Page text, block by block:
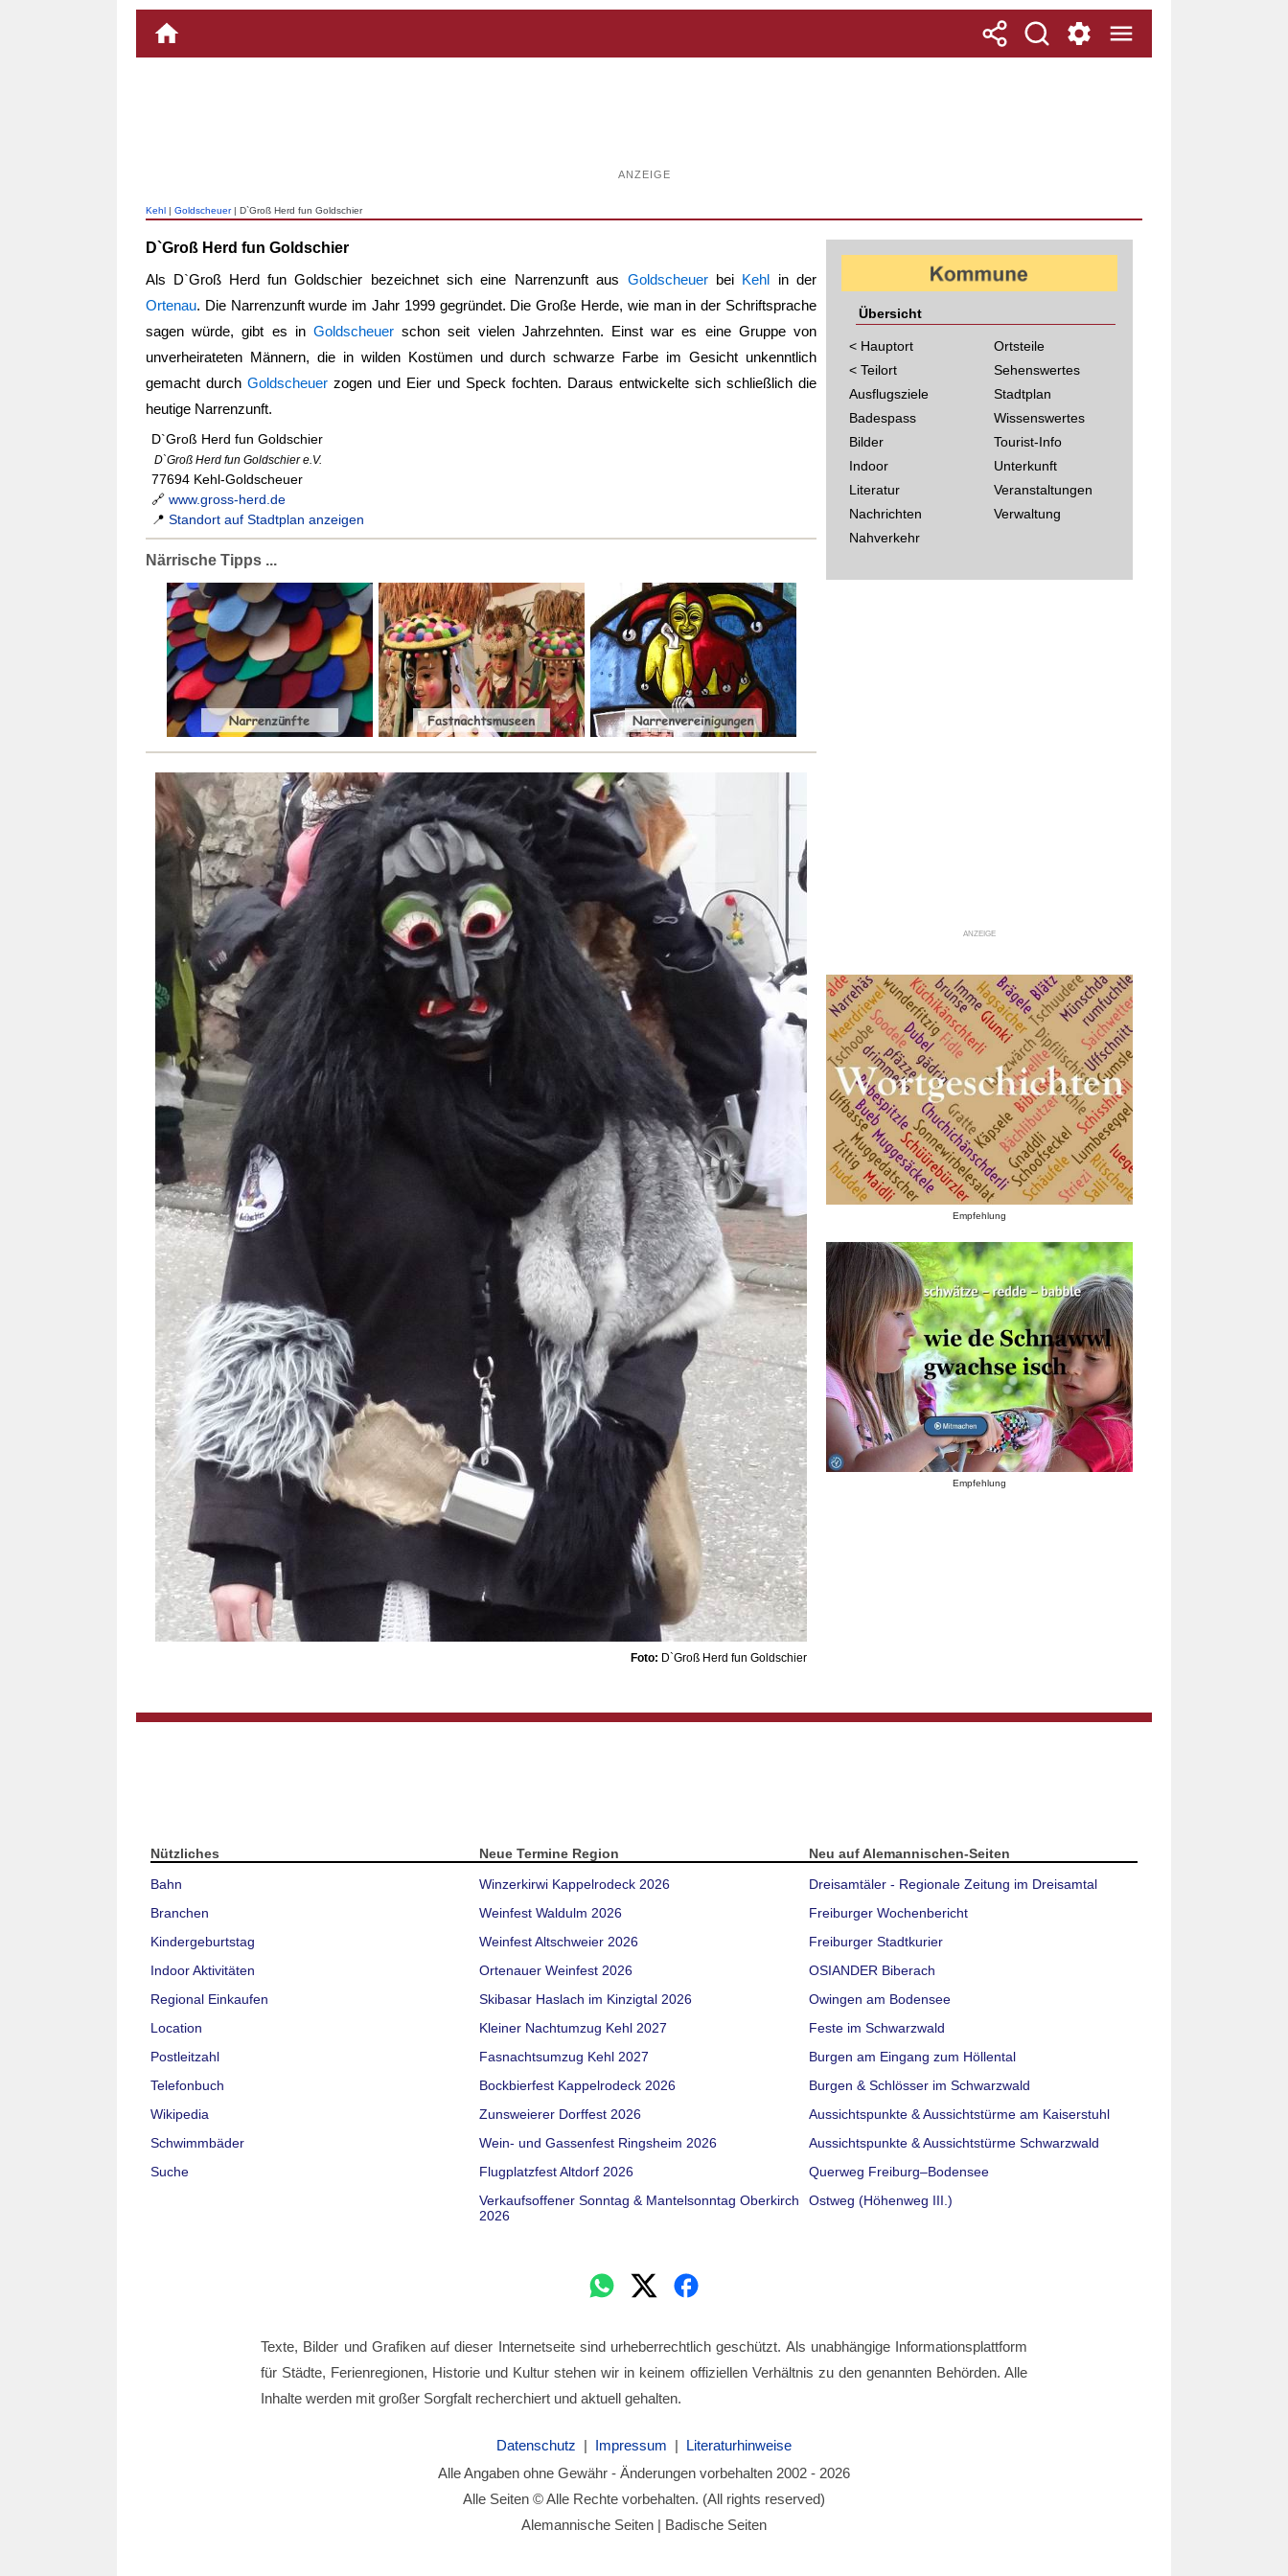
ANZEIGE
Kehl | Goldscheuer| D`Groß Herd fun Goldschier
D`Groß Herd fun Goldschier
Als D`Groß Herd fun Goldschier bezeichnet sich eine Narrenzunft aus Goldscheuerbei Kehl in der
Ortenau. Die Narrenzunft wurde im Jahr 1999 gegründet. Die Große Herde, wie man in der Schriftsprache
sagen würde, gibt es in Goldscheuer schon seit vielen Jahrzehnten. Einst war es eine Gruppe von
unverheirateten Männern, die in wilden Kostümen und durch schwarze Farbe im Gesicht unkenntlich
gemacht durch Goldscheuer zogen und Eier und Speck fochten. Daraus entwickelte sich schließlich die
heutige Narrenzunft.
D`Groß Herd fun Goldschier
D`Groß Herd fun Goldschier e.V.
77694 Kehl-Goldscheuer
🔗 www.gross-herd.de
📍 Standort auf Stadtplan anzeigen
Närrische Tipps ...
Foto: D`Groß Herd fun Goldschier
Übersicht
< Hauptort
< Teilort
Ausflugsziele
Badespass
Bilder
Indoor
Literatur
Nachrichten
Nahverkehr
Ortsteile
Sehenswertes
Stadtplan
Wissenswertes
Tourist-Info
Unterkunft
Veranstaltungen
Verwaltung
ANZEIGE
Empfehlung
Empfehlung
Nützliches
Bahn
Branchen
Kindergeburtstag
Indoor Aktivitäten
Regional Einkaufen
Location
Postleitzahl
Telefonbuch
Wikipedia
Schwimmbäder
Suche
Neue Termine Region
Winzerkirwi Kappelrodeck 2026
Weinfest Waldulm 2026
Weinfest Altschweier 2026
Ortenauer Weinfest 2026
Skibasar Haslach im Kinzigtal 2026
Kleiner Nachtumzug Kehl 2027
Fasnachtsumzug Kehl 2027
Bockbierfest Kappelrodeck 2026
Zunsweierer Dorffest 2026
Wein- und Gassenfest Ringsheim 2026
Flugplatzfest Altdorf 2026
Verkaufsoffener Sonntag & Mantelsonntag Oberkirch
2026
Neu auf Alemannischen-Seiten
Dreisamtäler - Regionale Zeitung im Dreisamtal
Freiburger Wochenbericht
Freiburger Stadtkurier
OSIANDER Biberach
Owingen am Bodensee
Feste im Schwarzwald
Burgen am Eingang zum Höllental
Burgen & Schlösser im Schwarzwald
Aussichtspunkte & Aussichtstürme am Kaiserstuhl
Aussichtspunkte & Aussichtstürme Schwarzwald
Querweg Freiburg–Bodensee
Ostweg (Höhenweg III.)
Texte, Bilder und Grafiken auf dieser Internetseite sind urheberrechtlich geschützt. Als unabhängige Informationsplattform
für Städte, Ferienregionen, Historie und Kultur stehen wir in keinem offiziellen Verhältnis zu den genannten Behörden. Alle
Inhalte werden mit großer Sorgfalt recherchiert und aktuell gehalten.
Datenschutz | Impressum | Literaturhinweise
Alle Angaben ohne Gewähr - Änderungen vorbehalten 2002 - 2026
Alle Seiten © Alle Rechte vorbehalten. (All rights reserved)
Alemannische Seiten | Badische Seiten